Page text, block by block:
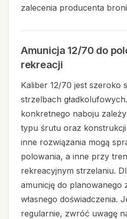
zalecenia producenta
Amunicja 12/70 do
rekreacji
Kaliber 12/70 jest szeroko
strzelbach
konkretnego naboju
typu śrutu oraz
inne rozwiązania mogą
polowania, a inne przy
rekreacyjnym strzelaniu.
amunicję do planowanego
własnego doświadczenia.
regularnie, zwróć uwagę